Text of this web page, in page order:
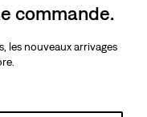
commande.
les nouveaux arrivages